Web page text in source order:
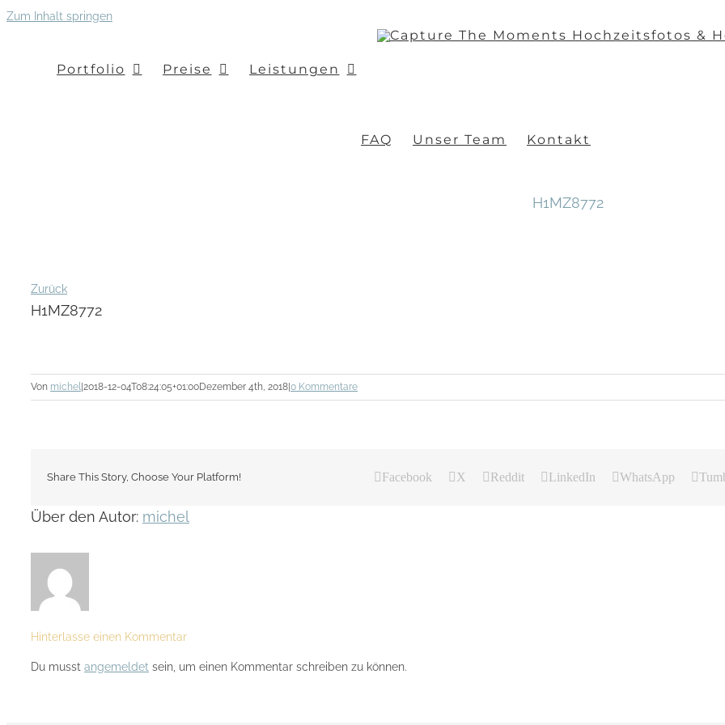
Zum Inhalt springen
Portfolio Preise Leistungen
FAQ Unser Team Kontakt
H1MZ8772
Zurück
H1MZ8772
Von michel |2018-12-04T08:24:05+01:00Dezember 4th, 2018|0 Kommentare
Share This Story, Choose Your Platform! Facebook X Reddit LinkedIn WhatsApp
Über den Autor: michel
Hinterlasse einen Kommentar
Du musst angemeldet sein, um einen Kommentar schreiben zu können.